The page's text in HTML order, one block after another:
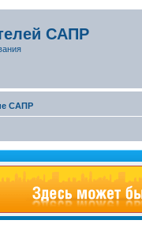
САПР
САПР